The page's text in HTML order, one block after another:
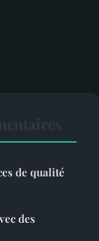
de qualité
des